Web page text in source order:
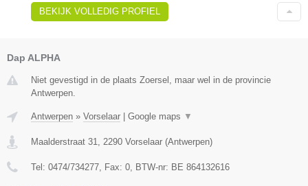
BEKIJK VOLLEDIG PROFIEL
Dap ALPHA
Niet gevestigd in de plaats Zoersel, maar wel in de provincie
Antwerpen.
Antwerpen » Vorselaar Google maps ▼
Maalderstraat 31 2290 Vorselaar (Antwerpen)
Tel: 0474/734277 , Fax: 0 , BTW-nr: BE 864132616